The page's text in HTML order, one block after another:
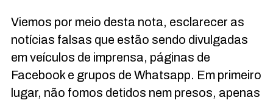
Viemos por meio desta nota, esclarecer as
notícias falsas que estão sendo divulgadas
em veículos de imprensa, páginas de
Facebook e grupos de Whatsapp. Em primeiro
lugar, não fomos detidos nem presos, apenas